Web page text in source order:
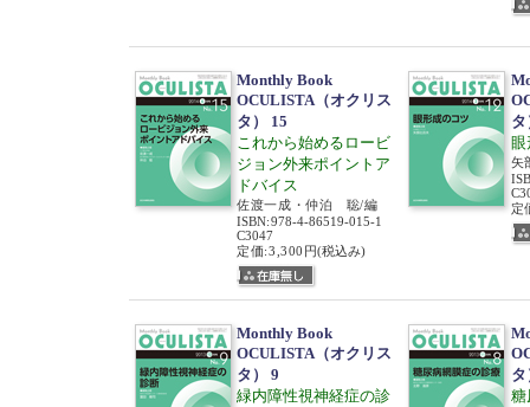
Monthly Book
OCULISTA（オクリス
タ） 15
これから始めるロービ
ジョン外来ポイントア
ドバイス
佐渡一成・仲泊 聡/編
ISBN:978-4-86519-015-1
C3047
定価:3,300円(税込み)
タ
矢
定
Monthly Book
OCULISTA（オクリス
タ） 9
緑内障性視神経症の診
タ
糖